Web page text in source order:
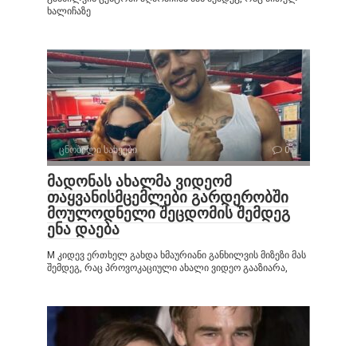
ხალიჩაზე
ცნობილი სახეები 0
მადონას ახალმა ვიდეომ
თაყვანისმცემლები გარდერობში
მოულოდნელი შეცდომის შემდეგ
ენა დაება
M კიდევ ერთხელ გახდა ხმაურიანი განხილვის მიზეზი მას
შემდეგ, რაც პროვოკაციული ახალი ვიდეო გააზიარა,